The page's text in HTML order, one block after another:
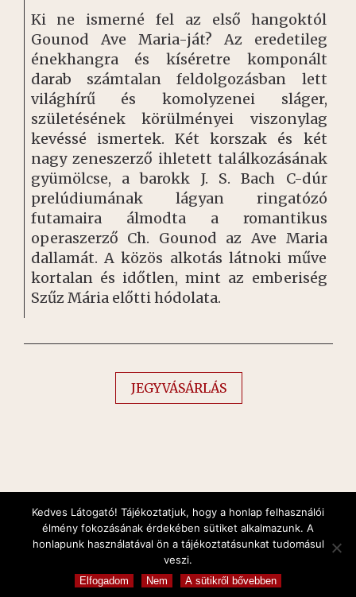
Ki ne ismerné fel az első hangoktól
Gounod Ave Maria-ját? Az eredetileg
énekhangra és kíséretre komponált
darab számtalan feldolgozásban lett
világhírű és komolyzenei sláger,
születésének körülményei viszonylag
kevéssé ismertek. Két korszak és két
nagy zeneszerző ihletett találkozásának
gyümölcse, a barokk J. S. Bach C-dúr
prelúdiumának lágyan ringatózó
futamaira álmodta a romantikus
operaszerző Ch. Gounod az Ave Maria
dallamát. A közös alkotás látnoki műve
kortalan és időtlen, mint az emberiség
Szűz Mária előtti hódolata.
JEGYVÁSÁRLÁS
Orgonakoncertek és Gálakoncertek
Copyright © 2026 All Rights Reserved
verzar
Kedves Látogató! Tájékoztatjuk, hogy a honlap felhasználói
élmény fokozásának érdekében sütiket alkalmazunk. A
honlapunk használatával ön a tájékoztatásunkat tudomásul
veszi.
Elfogadom Nem A sütikről bővebben